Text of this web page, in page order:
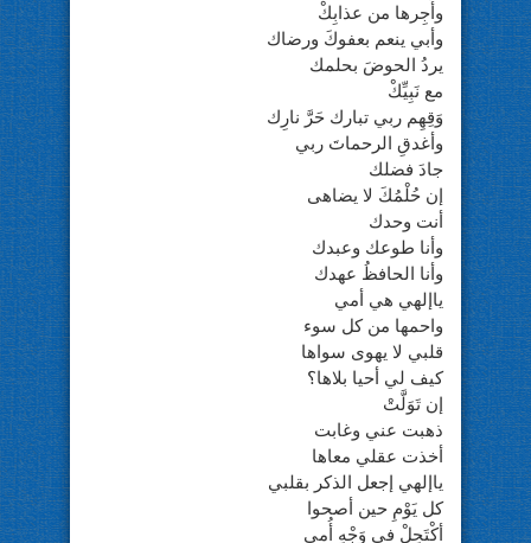
وأَجِرها من عذابِكْ
وأبي ينعم بعفوكَ ورضاك
يردُ الحوضَ بحلمك
مع نَبِيِّكْ
وَقِهِم ربي تبارك حَرَّ نارِك
وأغدقِ الرحماتَ ربي
جادَ فضلك
إن حُلْمُكَ لا يضاهى
أنت وحدك
وأنا طوعك وعبدك
وأنا الحافظُ عهدك
ياإلهي هي أمي
واحمها من كل سوء
قلبي لا يهوى سواها
كيف لي أحيا بلاها؟
إن تَوَلَّتْ
ذهبت عني وغابت
أخذت عقلي معاها
ياإلهي إجعل الذكر بقلبي
كل يَوْمِ حين أصحوا
أكْتَحِلْ في وَجْهِ أُمي